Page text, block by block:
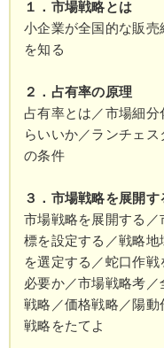
１．市場戦略とは
小企業が全国的な販
を知る
２．占有率の原理
占有率とは／市場細分
らいいか／ランチェ
の条件
３．市場戦略を展開す
市場戦略を展開する／
標を設定する／戦略
を選定する／蛇口作
必要か／市場戦略考
戦略／価格戦略／陽
戦略をたてよ